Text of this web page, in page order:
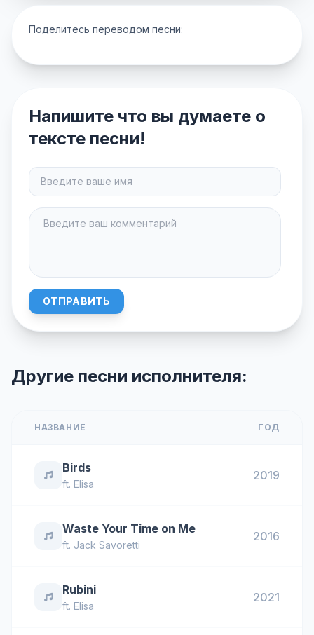
Поделитесь переводом песни:
Напишите что вы думаете о
тексте песни!
ОТПРАВИТЬ
Другие песни исполнителя:
НАЗВАНИЕ ГОД
Birds
ft. Elisa
2019
Waste Your Time on Me
ft. Jack Savoretti
2016
Rubini
ft. Elisa
2021